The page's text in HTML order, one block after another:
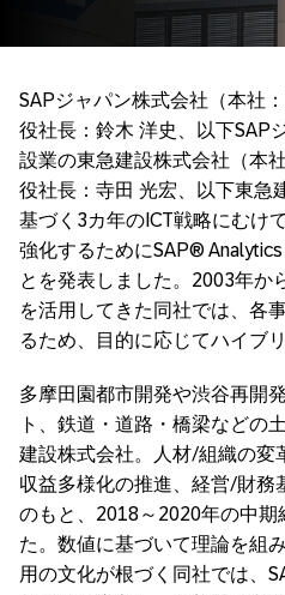
SAPジャパン株式会社（本社
役社長：鈴木 洋史、以下SAP
設業の東急建設株式会社（本
役社長：寺田 光宏、以下東急
基づく3カ年のICT戦略にむけ
強化するためにSAP®
とを発表しました。2003年
を活用してきた同社では、各
るため、目的に応じてハイブ
多摩田園都市開発や渋谷再開
ト、鉄道・道路・橋梁などの
建設株式会社。人材/組織の変
収益多様化の推進、経営/財務
のもと、2018～2020年の中期
た。数値に基づいて理論を組
用の文化が根づく同社では、